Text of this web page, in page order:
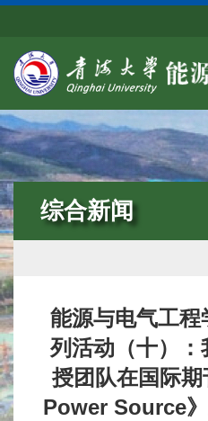
综合新闻
能源与电气工
列活动（十）
授团队在国际
Power Source